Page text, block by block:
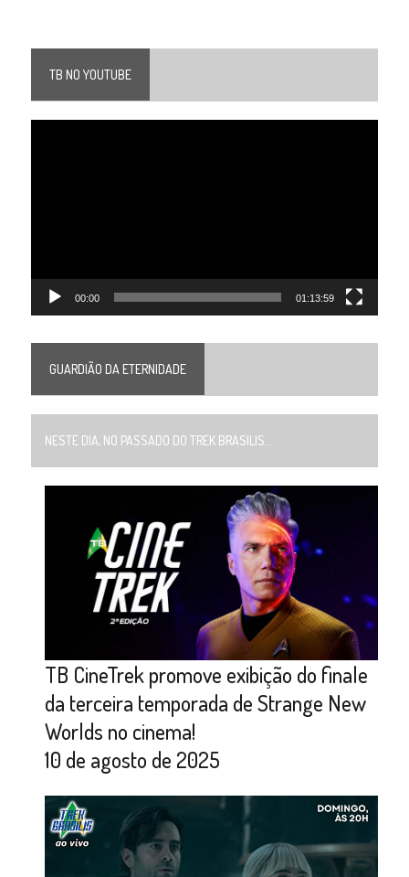
TB NO YOUTUBE
00:00 01:13:59
GUARDIÃO DA ETERNIDADE
NESTE DIA, NO PASSADO DO TREK BRASILIS...
TB CineTrek promove exibição do finale
da terceira temporada de Strange New
Worlds no cinema!
10 de agosto de 2025